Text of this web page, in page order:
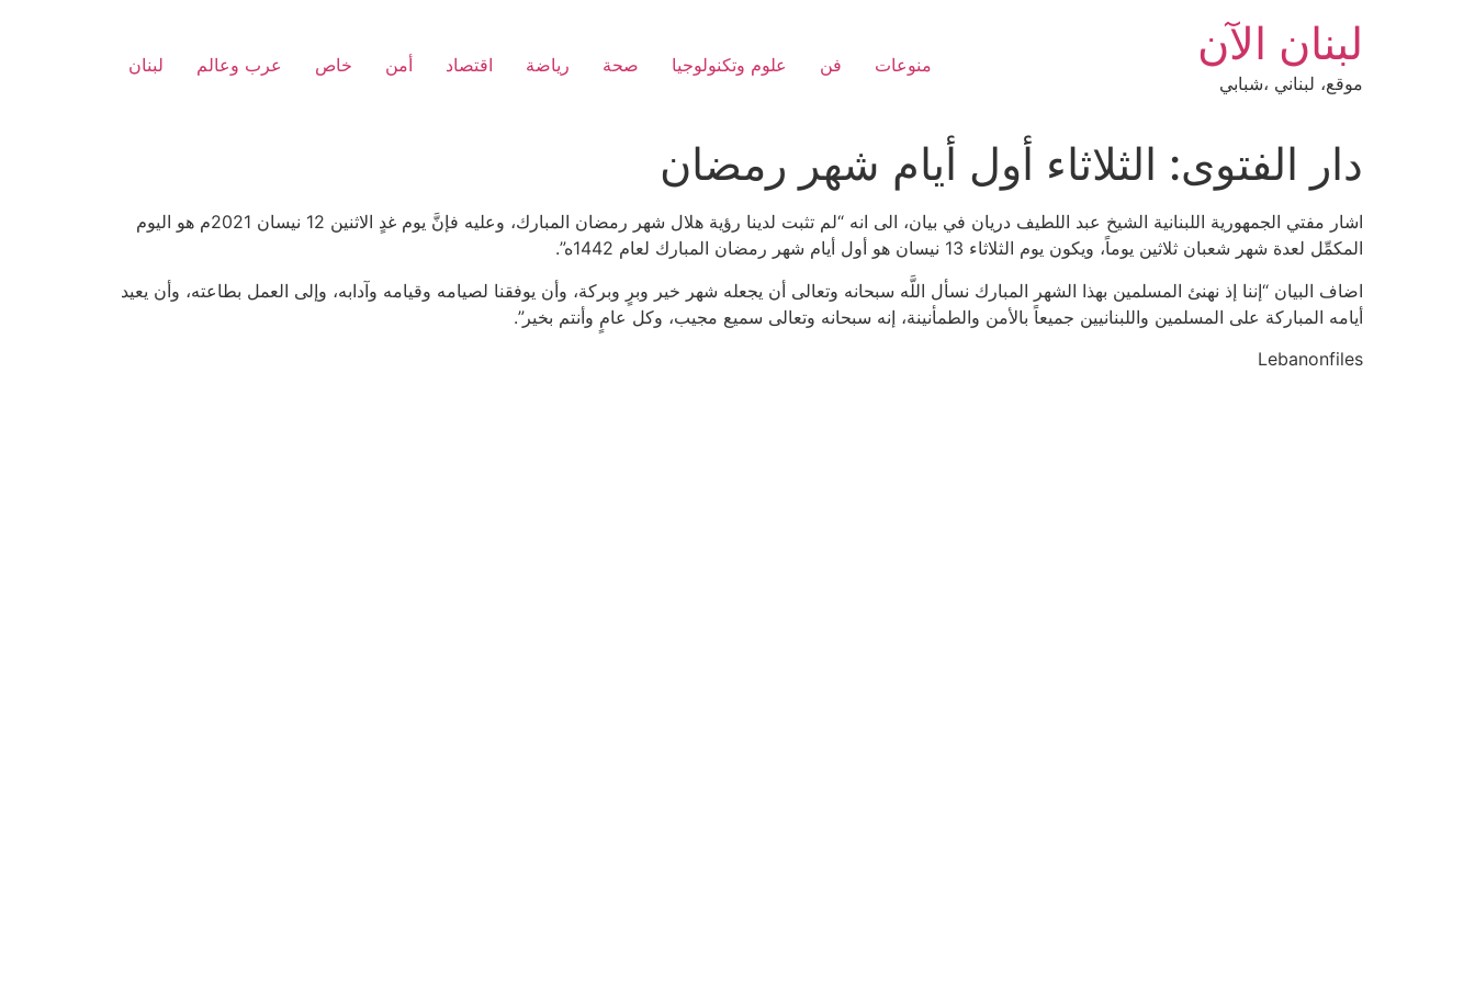
لبنان الآن
موقع، لبناني ،شبابي
منوعات فن علوم وتكنولوجيا صحة رياضة اقتصاد أمن خاص عرب وعالم لبنان
دار الفتوى: الثلاثاء أول أيام شهر رمضان
اشار مفتي ​الجمهورية​ اللبنانية ​الشيخ عبد اللطيف دريان​ في بيان، الى انه “لم تثبت لدينا رؤية هلال ​شهر رمضان​ المبارك، وعليه فإنَّ يوم غدٍ الاثنين 12 نيسان 2021م هو اليوم
المكمِّل لعدة شهر شعبان ثلاثين يوماً، ويكون يوم الثلاثاء 13 نيسان هو أول أيام شهر رمضان المبارك لعام 1442ه”.
اضاف البيان “إننا إذ نهنئ المسلمين بهذا الشهر المبارك نسأل اللَّه سبحانه وتعالى أن يجعله شهر خير وبرٍ وبركة، وأن يوفقنا لصيامه وقيامه وآدابه، وإلى العمل بطاعته، وأن يعيد
أيامه المباركة على المسلمين واللبنانيين جميعاً ب​الأمن​ والطمأنينة، إنه سبحانه وتعالى سميع مجيب، وكل عامٍ وأنتم بخير”.
Lebanonfiles